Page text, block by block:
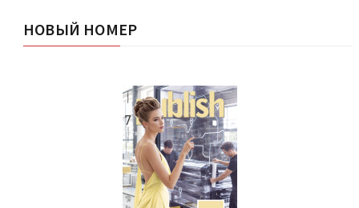
НОВЫЙ НОМЕР